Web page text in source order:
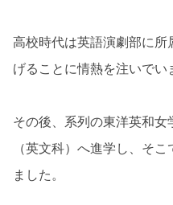
高校時代は英語演劇部に所
げることに情熱を注いでい
その後、系列の東洋英和
（英文科）へ進学し、そ
ました。